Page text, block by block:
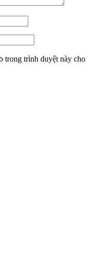
trong trình duyệt này cho